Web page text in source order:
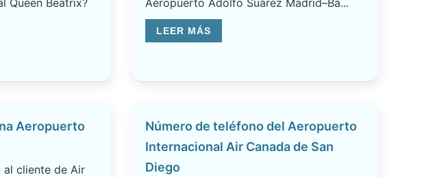
Queen Beatrix?
Aeropuerto Adolfo Suárez Madrid–Ba...
LEER MÁS
Aeropuerto
al cliente de Air
Número de teléfono del Aeropuerto
Internacional Air Canada de San
Diego